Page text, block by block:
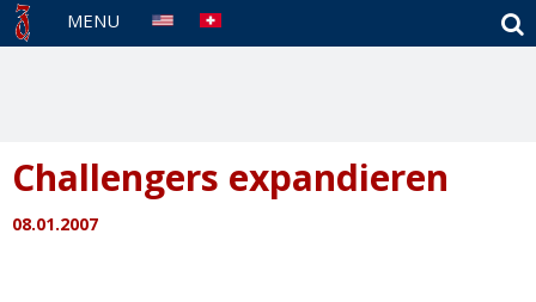
MENU
Challengers expandieren
08.01.2007